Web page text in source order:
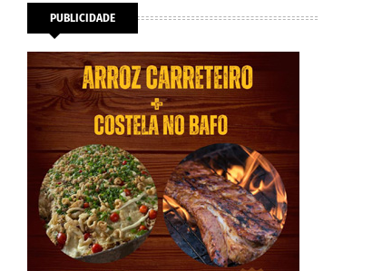
PUBLICIDADE